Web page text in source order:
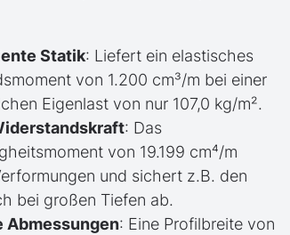
Statik: Liefert ein elastisches
von 1.200 cm³/m bei einer
Eigenlast von nur 107,0 kg/m².
: Das
von 19.199 cm⁴/m
und sichert z.B. den
bei großen Tiefen ab.
Abmessungen: Eine Profilbreite von